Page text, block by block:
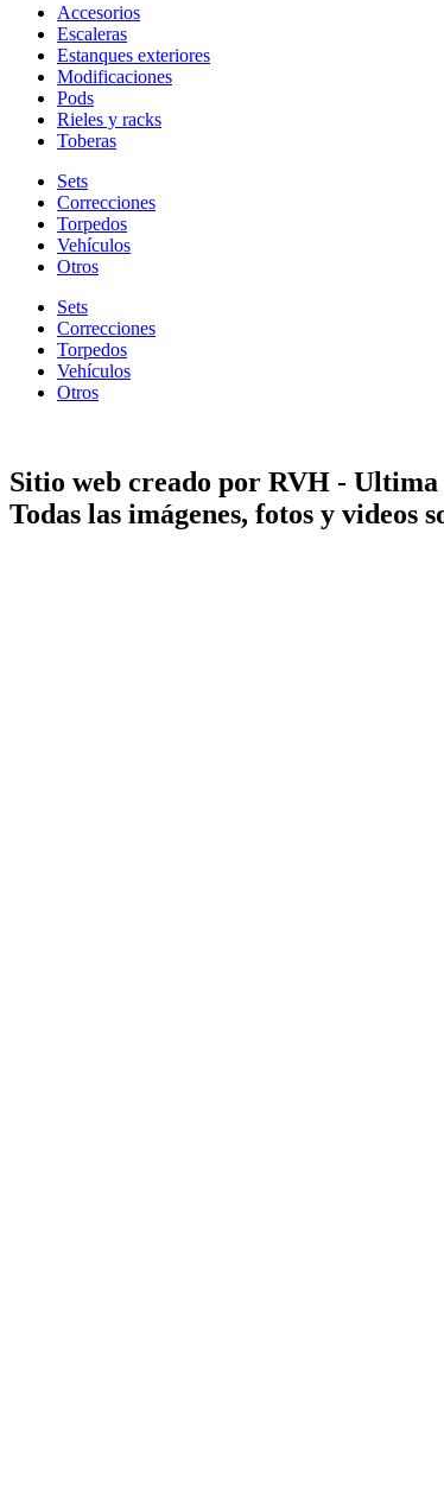
Accesorios
Escaleras
Estanques exteriores
Modificaciones
Pods
Rieles y racks
Toberas
Sets
Correcciones
Torpedos
Vehículos
Otros
Sets
Correcciones
Torpedos
Vehículos
Otros
Sitio web creado por RVH -
Todas las imágenes, fotos y videos